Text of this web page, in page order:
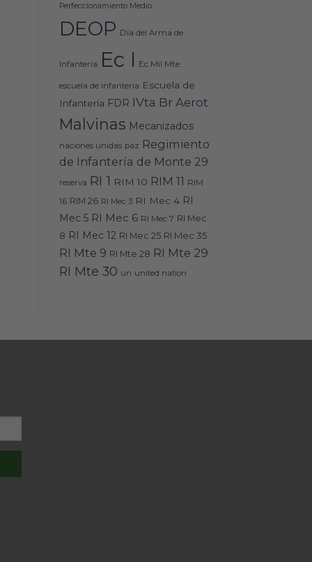
Perfeccionamiento Medio
DEOP Día del Arma de
Infantería Ec I Ec Mil Mte
escuela de infanteria Escuela de
Infantería FDR IVta Br Aerot
Malvinas Mecanizados
naciones unidas paz Regimiento
de Infantería de Monte 29
reserva RI 1 RIM 10 RIM 11 RIM
16 RIM 26 RI Mec 3 RI Mec 4 RI
Mec 5 RI Mec 6 RI Mec 7 RI Mec
8 RI Mec 12 RI Mec 25 RI Mec 35
RI Mte 9 RI Mte 28 RI Mte 29
RI Mte 30 un united nation